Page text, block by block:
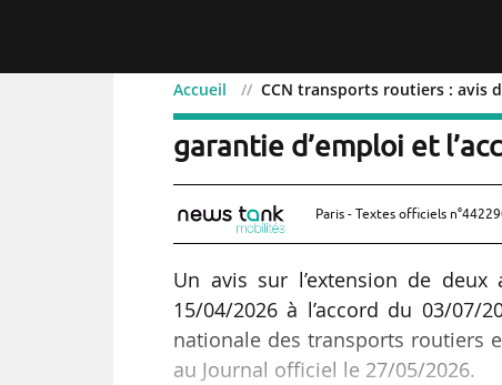
Accueil CCN transports routiers : avis
CCN transports routiers
garantie d’emploi et
Paris - Textes officiels
Un avis sur l’extension de
15/04/2026 à l’accord du 03/07/
nationale des transports routiers
au Journal officiel le 27/05/2026.